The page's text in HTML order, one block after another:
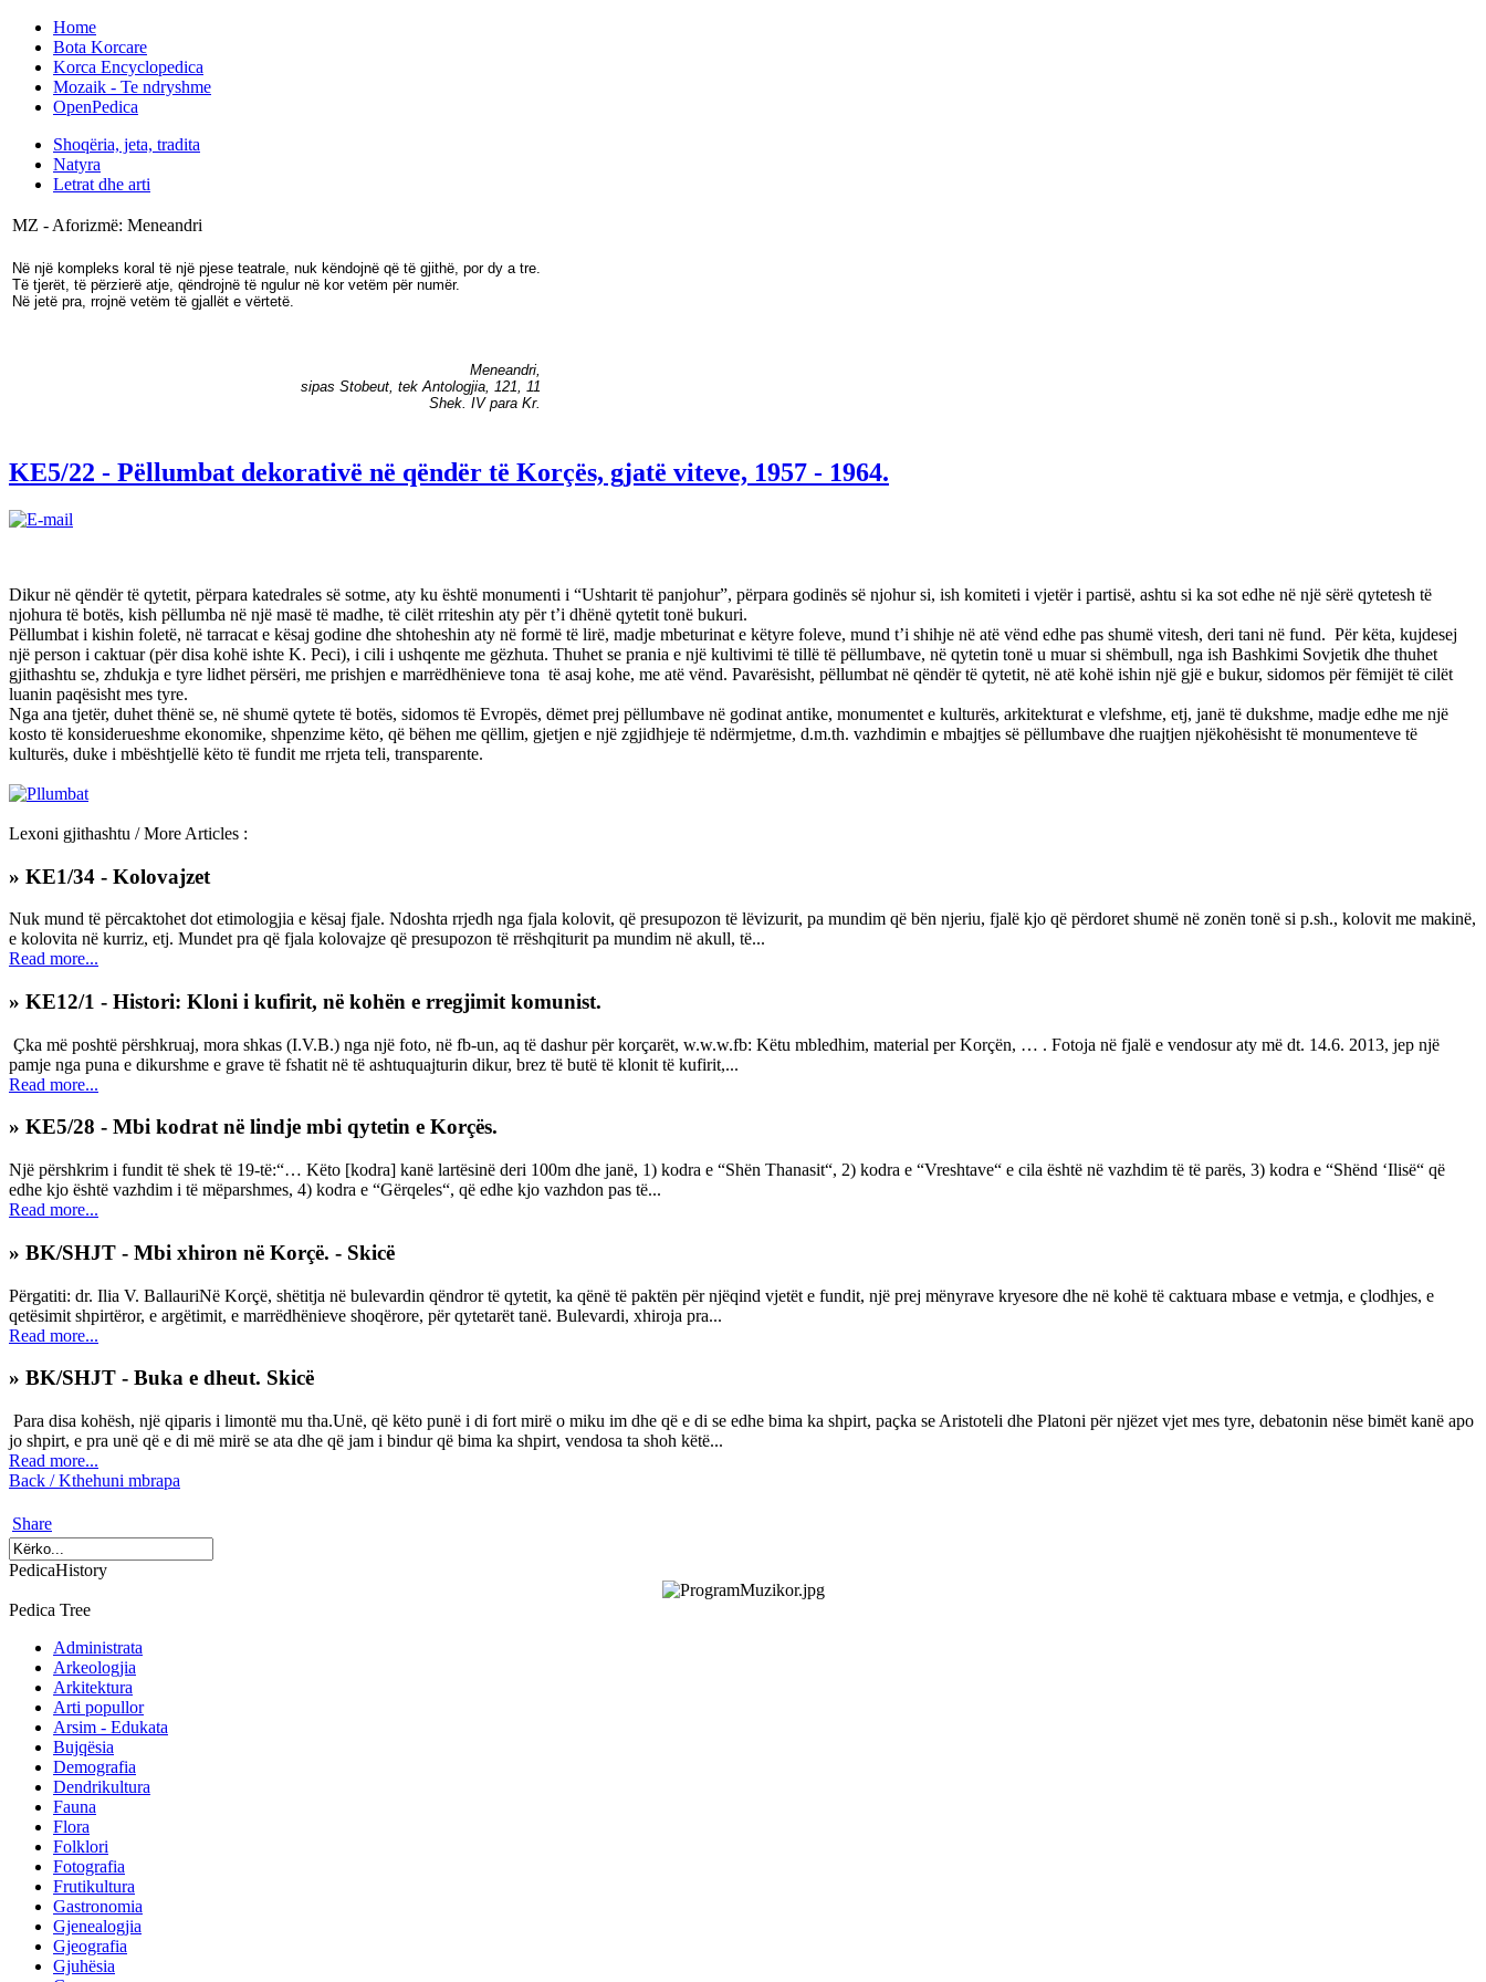
Home
Bota Korcare
Korca Encyclopedica
Mozaik - Te ndryshme
OpenPedica
Shoqëria, jeta, tradita
Natyra
Letrat dhe arti
MZ - Aforizmë: Meneandri
Në një kompleks koral të një pjese teatrale, nuk këndojnë që të gjithë, por dy a tre.
Të tjerët, të përzierë atje, qëndrojnë të ngulur në kor vetëm për numër.
Në jetë pra, rrojnë vetëm të gjallët e vërtetë.
Meneandri,
sipas Stobeut, tek Antologjia, 121, 11
Shek. IV para Kr.
KE5/22 - Pëllumbat dekorativë në qëndër të Korçës, gjatë viteve, 1957 - 1964.
Dikur në qëndër të qytetit, përpara katedrales së sotme, aty ku është monumenti i “Ushtarit të panjohur”, përpara godinës së njohur si, ish komiteti i vjetër i partisë, ashtu si ka sot edhe në një sërë qytetesh të
njohura të botës, kish pëllumba në një masë të madhe, të cilët rriteshin aty për t’i dhënë qytetit tonë bukuri.
Pëllumbat i kishin foletë, në tarracat e kësaj godine dhe shtoheshin aty në formë të lirë, madje mbeturinat e këtyre foleve, mund t’i shihje në atë vënd edhe pas shumë vitesh, deri tani në fund. Për këta, kujdesej
një person i caktuar (për disa kohë ishte K. Peci), i cili i ushqente me gëzhuta. Thuhet se prania e një kultivimi të tillë të pëllumbave, në qytetin tonë u muar si shëmbull, nga ish Bashkimi Sovjetik dhe thuhet
gjithashtu se, zhdukja e tyre lidhet përsëri, me prishjen e marrëdhënieve tona të asaj kohe, me atë vënd. Pavarësisht, pëllumbat në qëndër të qytetit, në atë kohë ishin një gjë e bukur, sidomos për fëmijët të cilët
luanin paqësisht mes tyre.
Nga ana tjetër, duhet thënë se, në shumë qytete të botës, sidomos të Evropës, dëmet prej pëllumbave në godinat antike, monumentet e kulturës, arkitekturat e vlefshme, etj, janë të dukshme, madje edhe me një
kosto të konsiderueshme ekonomike, shpenzime këto, që bëhen me qëllim, gjetjen e një zgjidhjeje të ndërmjetme, d.m.th. vazhdimin e mbajtjes së pëllumbave dhe ruajtjen njëkohësisht të monumenteve të
kulturës, duke i mbështjellë këto të fundit me rrjeta teli, transparente.
Lexoni gjithashtu / More Articles :
» KE1/34 - Kolovajzet
Nuk mund të përcaktohet dot etimologjia e kësaj fjale. Ndoshta rrjedh nga fjala kolovit, që presupozon të lëvizurit, pa mundim që bën njeriu, fjalë kjo që përdoret shumë në zonën tonë si p.sh., kolovit me makinë,
e kolovita në kurriz, etj. Mundet pra që fjala kolovajze që presupozon të rrëshqiturit pa mundim në akull, të...
Read more...
» KE12/1 - Histori: Kloni i kufirit, në kohën e rregjimit komunist.
Çka më poshtë përshkruaj, mora shkas (I.V.B.) nga një foto, në fb-un, aq të dashur për korçarët, w.w.w.fb: Këtu mbledhim, material per Korçën, … . Fotoja në fjalë e vendosur aty më dt. 14.6. 2013, jep një
pamje nga puna e dikurshme e grave të fshatit në të ashtuquajturin dikur, brez të butë të klonit të kufirit,...
Read more...
» KE5/28 - Mbi kodrat në lindje mbi qytetin e Korçës.
Një përshkrim i fundit të shek të 19-të:“… Këto [kodra] kanë lartësinë deri 100m dhe janë, 1) kodra e “Shën Thanasit“, 2) kodra e “Vreshtave“ e cila është në vazhdim të të parës, 3) kodra e “Shënd ‘Ilisë“ që
edhe kjo është vazhdim i të mëparshmes, 4) kodra e “Gërqeles“, që edhe kjo vazhdon pas të...
Read more...
» BK/SHJT - Mbi xhiron në Korçë. - Skicë
Përgatiti: dr. Ilia V. BallauriNë Korçë, shëtitja në bulevardin qëndror të qytetit, ka qënë të paktën për njëqind vjetët e fundit, një prej mënyrave kryesore dhe në kohë të caktuara mbase e vetmja, e çlodhjes, e
qetësimit shpirtëror, e argëtimit, e marrëdhënieve shoqërore, për qytetarët tanë. Bulevardi, xhiroja pra...
Read more...
» BK/SHJT - Buka e dheut. Skicë
Para disa kohësh, një qiparis i limontë mu tha.Unë, që këto punë i di fort mirë o miku im dhe që e di se edhe bima ka shpirt, paçka se Aristoteli dhe Platoni për njëzet vjet mes tyre, debatonin nëse bimët kanë apo
jo shpirt, e pra unë që e di më mirë se ata dhe që jam i bindur që bima ka shpirt, vendosa ta shoh këtë...
Read more...
Back / Kthehuni mbrapa
Share
PedicaHistory
Pedica Tree
Administrata
Arkeologjia
Arkitektura
Arti popullor
Arsim - Edukata
Bujqësia
Demografia
Dendrikultura
Fauna
Flora
Folklori
Fotografia
Frutikultura
Gastronomia
Gjenealogjia
Gjeografia
Gjuhësia